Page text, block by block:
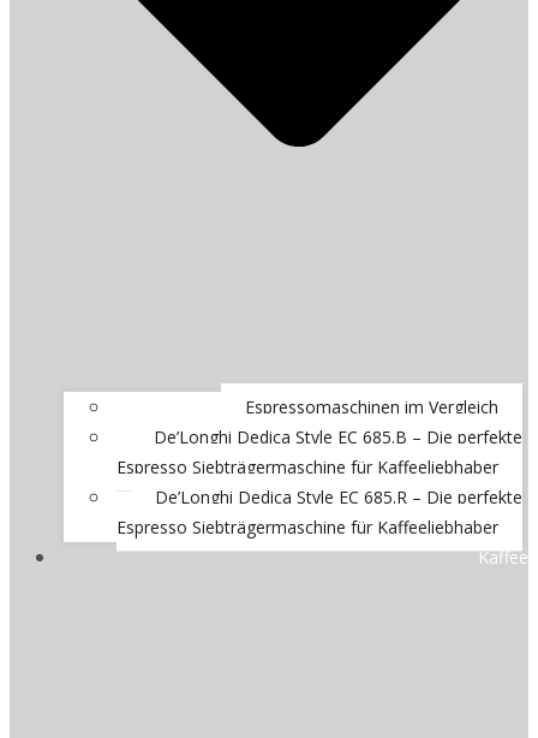
Espressomaschinen im Vergleich
De’Longhi Dedica Style EC 685.B – Die perfekte
Espresso Siebträgermaschine für Kaffeeliebhaber
De’Longhi Dedica Style EC 685.R – Die perfekte
Espresso Siebträgermaschine für Kaffeeliebhaber
Kaffee